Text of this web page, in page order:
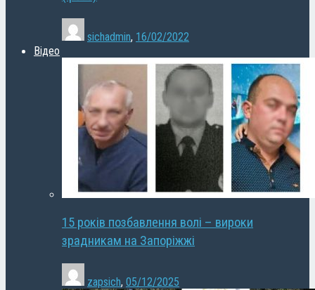
sichadmin, 16/02/2022
Відео
15 років позбавлення волі – вироки
зрадникам на Запоріжжі
zapsich, 05/12/2025